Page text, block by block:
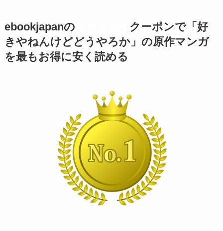
ebookjapanの クーポンで「好
きやねんけどどうやろか」の原作マンガ
を最もお得に安く読める